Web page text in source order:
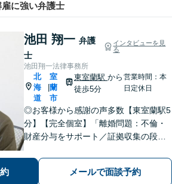
に強い弁護士
池田 翔一 弁護
士
インタビューを見
る
池田翔一法律事務所
北
海
道
|
室
蘭
市
東室蘭駅 から
徒歩5分
営業時間：本
日定休日
◎お客様から感謝の声多数【東室蘭駅5
分】【完全個室】「離婚問題：不倫・
財産分与をサポート／証拠収集の段階
的なアプローチ」「相続問題：幅広い
相続問題に対応できる豊富な経験」適
メールで面談予約